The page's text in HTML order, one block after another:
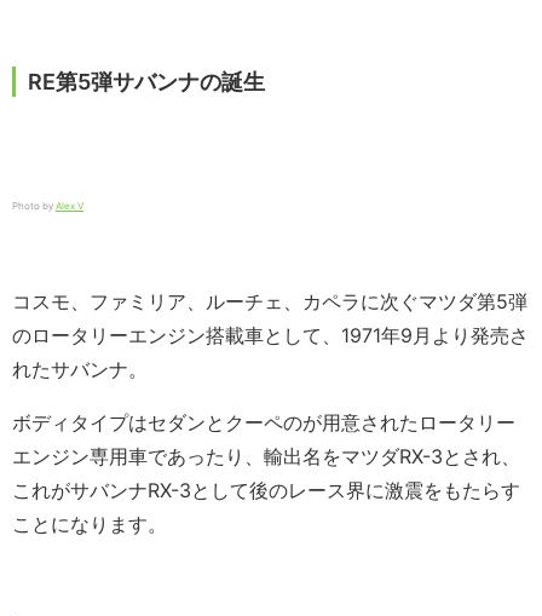
RE第5弾サバンナの誕生
Photo by Alex V
コスモ、ファミリア、ルーチェ、カペラに次ぐマツダ第5弾
のロータリーエンジン搭載車として、1971年9月より発売さ
れたサバンナ。
ボディタイプはセダンとクーペのが用意されたロータリー
エンジン専用車であったり、輸出名をマツダRX-3とされ、
これがサバンナRX-3として後のレース界に激震をもたらす
ことになります。